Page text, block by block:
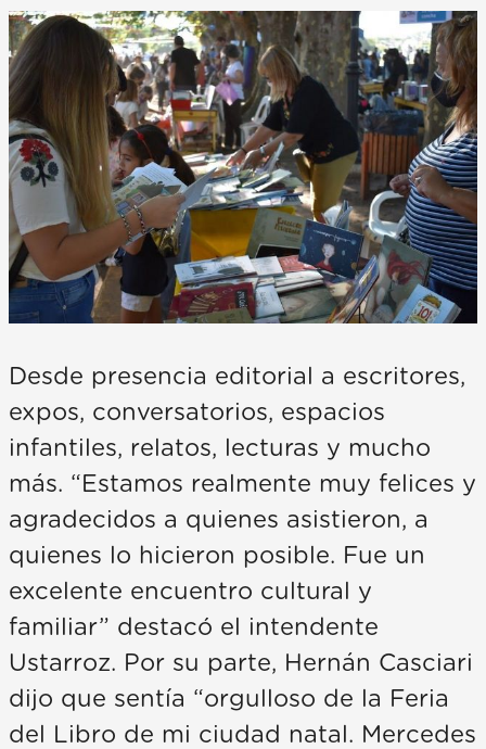
Desde presencia editorial a escritores,
expos, conversatorios, espacios
infantiles, relatos, lecturas y mucho
más. “Estamos realmente muy felices y
agradecidos a quienes asistieron, a
quienes lo hicieron posible. Fue un
excelente encuentro cultural y
familiar” destacó el intendente
Ustarroz. Por su parte, Hernán Casciari
dijo que sentía “orgulloso de la Feria
del Libro de mi ciudad natal. Mercedes